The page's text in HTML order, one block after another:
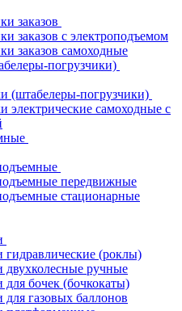
заказов
заказов с электроподъемом
заказов самоходные
погрузчики)
(штабелеры-погрузчики)
электрические самоходные с
передвижные
стационарные
гидравлические (роклы)
двухколесные ручные
для бочек (бочкокаты)
для газовых баллонов